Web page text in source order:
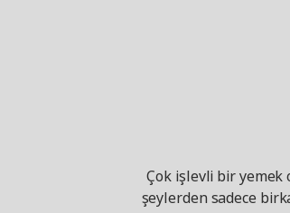
Çok işlevli bir yemek
şeylerden sadece